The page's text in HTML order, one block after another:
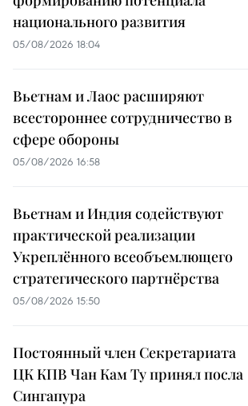
национального развития
05/08/2026 18:04
Вьетнам и Лаос расширяют
всестороннее сотрудничество в
сфере обороны
05/08/2026 16:58
Вьетнам и Индия содействуют
практической реализации
Укреплённого всеобъемлющего
стратегического партнёрства
05/08/2026 15:50
Постоянный член Секретариата
ЦК КПВ Чан Кам Ту принял посла
Сингапура